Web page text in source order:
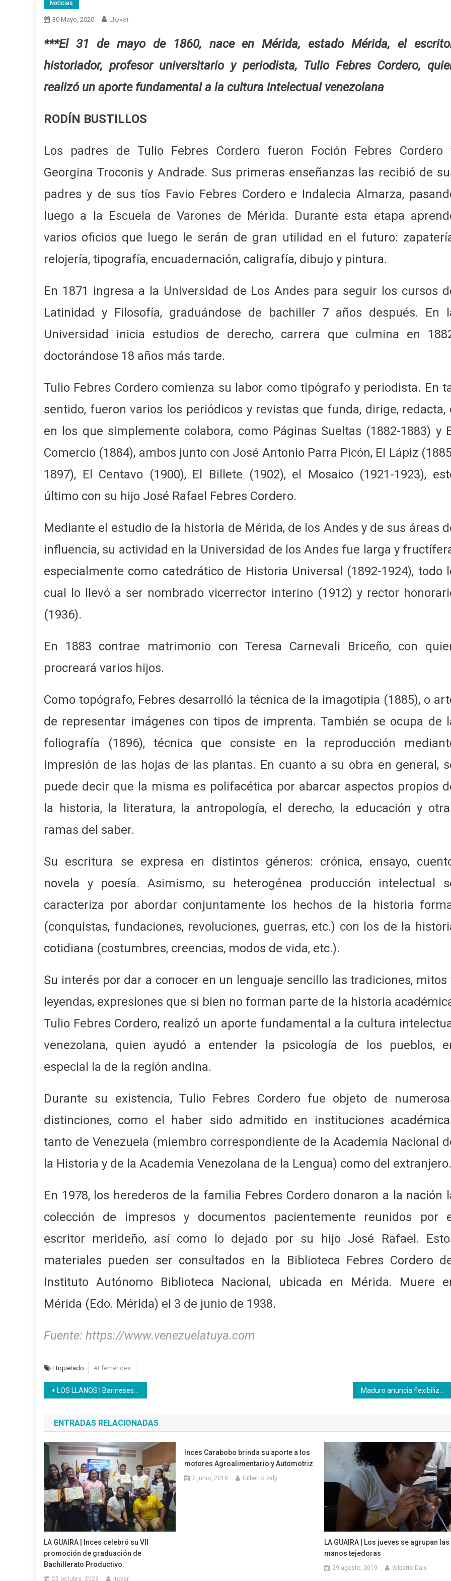
Noticias
30 Mayo, 2020 Ltovar
***El 31 de mayo de 1860, nace en Mérida, estado Mérida, el
historiador, profesor universitario y periodista, Tulio Febres Cordero,
realizó un aporte fundamental a la cultura intelectual venezolana
RODÍN BUSTILLOS
Los padres de Tulio Febres Cordero fueron Foción Febres Cordero
Georgina Troconis y Andrade. Sus primeras enseñanzas las recibió de
padres y de sus tíos Favio Febres Cordero e Indalecia Almarza,
luego a la Escuela de Varones de Mérida. Durante esta etapa
varios oficios que luego le serán de gran utilidad en el futuro:
relojería, tipografía, encuadernación, caligrafía, dibujo y pintura.
En 1871 ingresa a la Universidad de Los Andes para seguir los cursos
Latinidad y Filosofía, graduándose de bachiller 7 años después. En
Universidad inicia estudios de derecho, carrera que culmina en
doctorándose 18 años más tarde.
Tulio Febres Cordero comienza su labor como tipógrafo y periodista. En
sentido, fueron varios los periódicos y revistas que funda, dirige, redacta,
en los que simplemente colabora, como Páginas Sueltas (1882-1883) y
Comercio (1884), ambos junto con José Antonio Parra Picón, El Lápiz
1897), El Centavo (1900), El Billete (1902), el Mosaico (1921-1923),
último con su hijo José Rafael Febres Cordero.
Mediante el estudio de la historia de Mérida, de los Andes y de sus áreas
influencia, su actividad en la Universidad de los Andes fue larga y
especialmente como catedrático de Historia Universal (1892-1924), todo
cual lo llevó a ser nombrado vicerrector interino (1912) y rector
(1936).
En 1883 contrae matrimonio con Teresa Carnevali Briceño, con
procreará varios hijos.
Como topógrafo, Febres desarrolló la técnica de la imagotipia (1885), o
de representar imágenes con tipos de imprenta. También se ocupa de
foliografía (1896), técnica que consiste en la reproducción
impresión de las hojas de las plantas. En cuanto a su obra en general,
puede decir que la misma es polifacética por abarcar aspectos propios
la historia, la literatura, la antropología, el derecho, la educación y
ramas del saber.
Su escritura se expresa en distintos géneros: crónica, ensayo,
novela y poesía. Asimismo, su heterogénea producción intelectual
caracteriza por abordar conjuntamente los hechos de la historia
(conquistas, fundaciones, revoluciones, guerras, etc.) con los de la
cotidiana (costumbres, creencias, modos de vida, etc.).
Su interés por dar a conocer en un lenguaje sencillo las tradiciones, mitos
leyendas, expresiones que si bien no forman parte de la historia
Tulio Febres Cordero, realizó un aporte fundamental a la cultura
venezolana, quien ayudó a entender la psicología de los pueblos,
especial la de la región andina.
Durante su existencia, Tulio Febres Cordero fue objeto de
distinciones, como el haber sido admitido en instituciones
tanto de Venezuela (miembro correspondiente de la Academia Nacional
la Historia y de la Academia Venezolana de la Lengua) como del extranjero.
En 1978, los herederos de la familia Febres Cordero donaron a la nación
colección de impresos y documentos pacientemente reunidos por
escritor merideño, así como lo dejado por su hijo José Rafael.
materiales pueden ser consultados en la Biblioteca Febres Cordero
Instituto Autónomo Biblioteca Nacional, ubicada en Mérida. Muere
Mérida (Edo. Mérida) el 3 de junio de 1938.
Fuente: https://www.venezuelatuya.com
Etiquetado #Efemérides
Navegación
de
entradas
LOS LLANOS | Barineses culminaron taller Elaboración de pasapalos
ENTRADAS RELACIONADAS
LA GUAIRA | Inces celebró su VII
promoción de graduación de
Bachillerato Productivo.
25 octubre, 2023 ltovar
Inces Carabobo brinda su aporte a los
motores Agroalimentario y Automotriz
7 junio, 2018 Gilberto Daly
LA GUAIRA | Los jueves se agrupan las
manos tejedoras
29 agosto, 2019 Gilberto Daly